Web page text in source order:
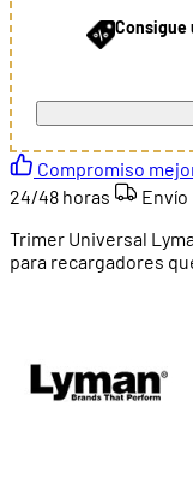
Consigue
Compromiso
24/48 horas
Envío
Trimer Universal
para recargadores